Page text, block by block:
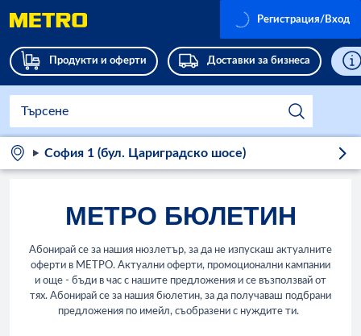
Продукти и оферти Доставки за бизнеса
Регистрация/Вход
София 1 (бул. Цариградско шосе)
МЕТРО БЮЛЕТИН
Абонирай се за нашия нюзлетър, за да не изпускаш актуалните
оферти в МЕТРО. Актуални оферти, промоционални кампании
и още - бъди в час с нашите предложения и се възползвай от
тях. Абонирай се за нашия бюлетин, за да получаваш подбрани
предложения по имейл, съобразени с нуждите ти.